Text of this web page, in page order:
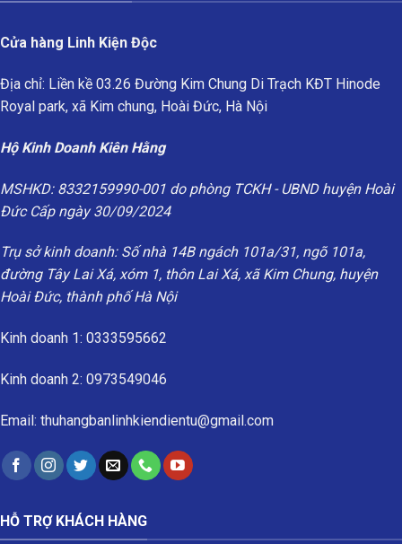
Cửa hàng Linh Kiện Độc
Địa chỉ: Liền kề 03.26 Đường Kim Chung Di Trạch KĐT Hinode
Royal park, xã Kim chung, Hoài Đức, Hà Nội
Hộ Kinh Doanh Kiên Hằng
MSHKD: 8332159990-001 do phòng TCKH - UBND huyện Hoài
Đức Cấp ngày 30/09/2024
Trụ sở kinh doanh: Số nhà 14B ngách 101a/31, ngõ 101a,
đường Tây Lai Xá, xóm 1, thôn Lai Xá, xã Kim Chung, huyện
Hoài Đức, thành phố Hà Nội
Kinh doanh 1: 0333595662
Kinh doanh 2: 0973549046
Email: thuhangbanlinhkiendientu@gmail.com
HỖ TRỢ KHÁCH HÀNG